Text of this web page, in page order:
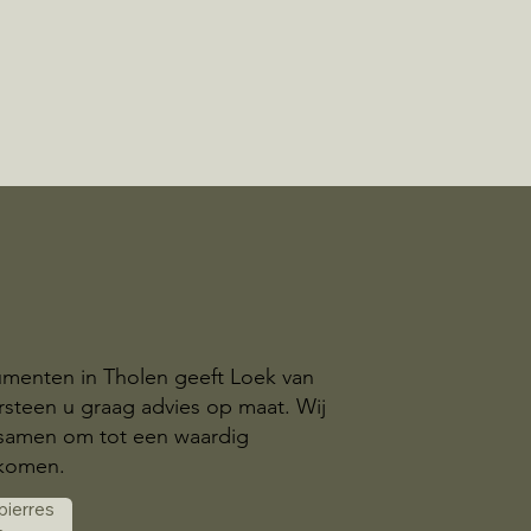
in Tholen geeft Loek van
u graag advies op maat. Wij
om tot een waardig